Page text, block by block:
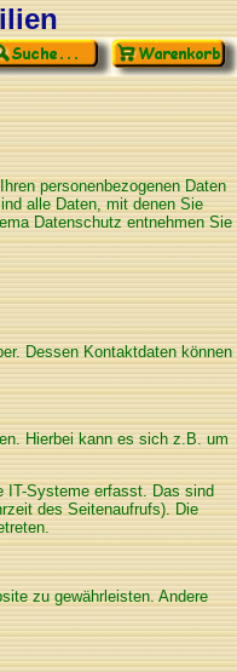
personenbezogenen Daten
alle Daten, mit denen Sie
Datenschutz entnehmen Sie
Dessen Kontaktdaten können
Hierbei kann es sich z.B. um
IT-Systeme erfasst. Das sind
des Seitenaufrufs). Die
zu gewährleisten. Andere